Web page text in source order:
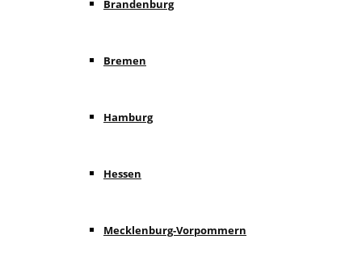
Brandenburg
Bremen
Hamburg
Hessen
Mecklenburg-Vorpommern